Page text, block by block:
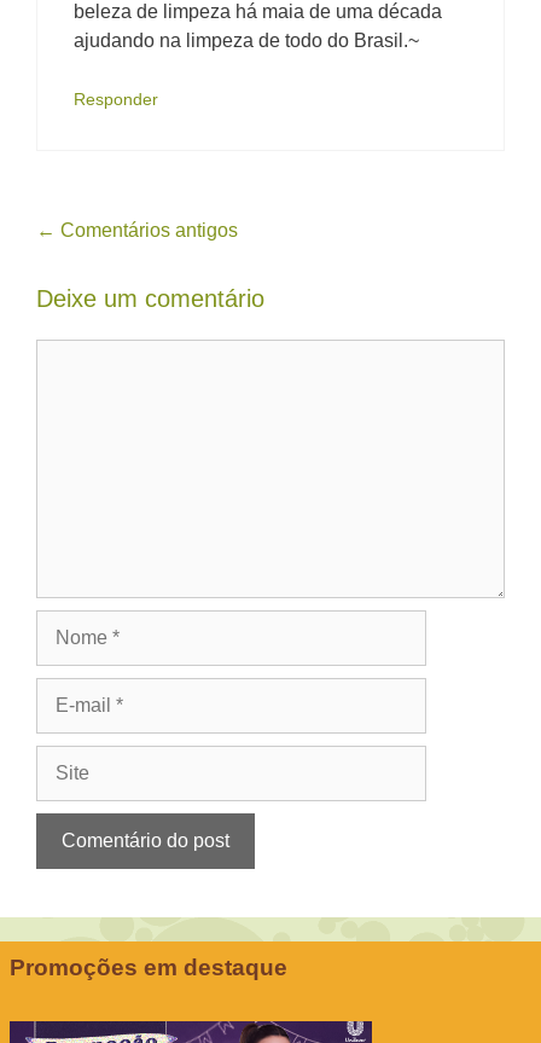
beleza de limpeza há maia de uma década
ajudando na limpeza de todo do Brasil.~
Responder
Navegação
comentário
← Comentários antigos
Deixe um comentário
Promoções em destaque